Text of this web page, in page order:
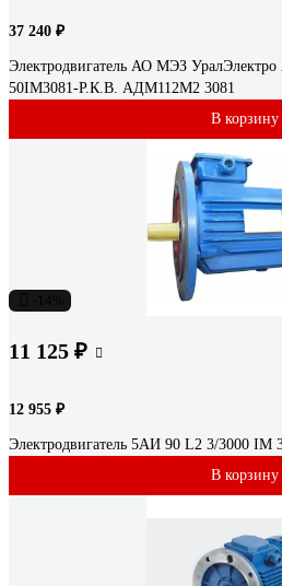
37 240 ₽
Электродвигатель АО МЭЗ
50IM3081-Р.К.В. АДМ112М2 3081
В корзину
11 125 ₽
12 955 ₽
Электродвигатель 5АИ 90 L2 3/3000 IM
В корзину